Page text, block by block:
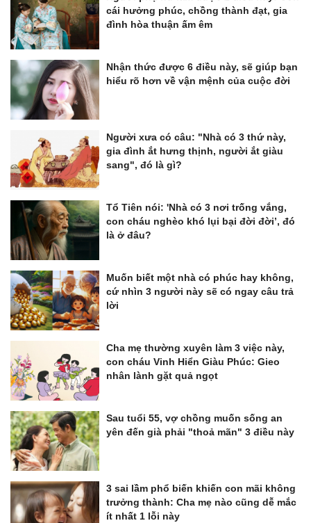
cái hưởng phúc, chồng thành đạt, gia
đình hòa thuận ấm êm
Nhận thức được 6 điều này, sẽ giúp bạn
hiểu rõ hơn về vận mệnh của cuộc đời
Người xưa có câu: "Nhà có 3 thứ này,
gia đình ắt hưng thịnh, người ắt giàu
sang", đó là gì?
Tổ Tiên nói: 'Nhà có 3 nơi trống vắng,
con cháu nghèo khó lụi bại đời đời’, đó
là ở đâu?
Muốn biết một nhà có phúc hay không,
cứ nhìn 3 người này sẽ có ngay câu trả
lời
Cha mẹ thường xuyên làm 3 việc này,
con cháu Vinh Hiển Giàu Phúc: Gieo
nhân lành gặt quả ngọt
Sau tuổi 55, vợ chồng muốn sống an
yên đến già phải "thoả mãn" 3 điều này
3 sai lầm phổ biến khiến con mãi không
trưởng thành: Cha mẹ nào cũng dễ mắc
ít nhất 1 lỗi này